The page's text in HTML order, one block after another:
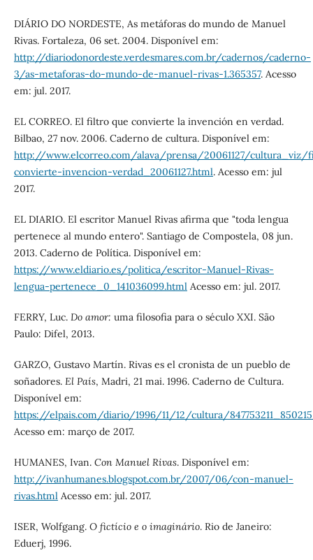
DIÁRIO DO NORDESTE, As metáforas do mundo de Manuel
Rivas. Fortaleza, 06 set. 2004. Disponível em:
http://diariodonordeste.verdesmares.com.br/cadernos/caderno-
3/as-metaforas-do-mundo-de-manuel-rivas-1.365357. Acesso
em: jul. 2017.
EL CORREO. El filtro que convierte la invención en verdad.
Bilbao, 27 nov. 2006. Caderno de cultura. Disponível em:
http://www.elcorreo.com/alava/prensa/20061127/
convierte-invencion-verdad_20061127.html. Acesso em: jul
2017.
EL DIARIO. El escritor Manuel Rivas afirma que "toda lengua
pertenece al mundo entero". Santiago de Compostela, 08 jun.
2013. Caderno de Política. Disponível em:
https://www.eldiario.es/politica/escritor-Manuel-Rivas-
lengua-pertenece_0_141036099.htmlAcesso em: jul. 2017.
FERRY, Luc. Do amor: uma filosofia para o século XXI. São
Paulo: Difel, 2013.
GARZO, Gustavo Martín. Rivas es el cronista de un pueblo de
soñadores. El País, Madri, 21 mai. 1996. Caderno de Cultura.
Disponível em:
https://elpais.com/diario/1996/11/12/cultura/
Acesso em: março de 2017.
HUMANES, Ivan. Con Manuel Rivas. Disponível em:
http://ivanhumanes.blogspot.com.br/2007/06/con-manuel-
rivas.htmlAcesso em: jul. 2017.
ISER, Wolfgang. O fictício e o imaginário. Rio de Janeiro:
Eduerj, 1996.